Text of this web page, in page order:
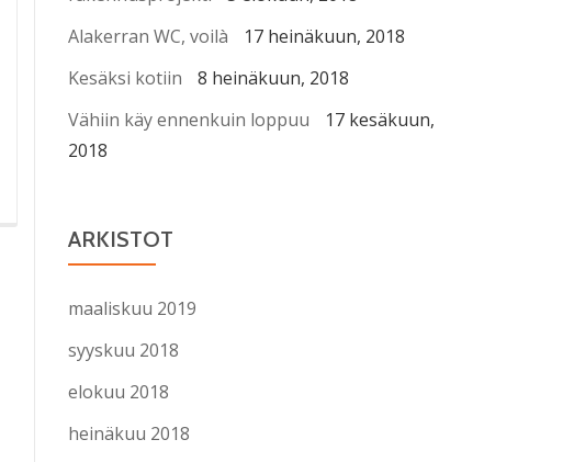
Alakerran WC, voilà
17 heinäkuun, 2018
Kesäksi kotiin
8 heinäkuun, 2018
Vähiin käy ennenkuin loppuu
17 kesäkuun,
2018
ARKISTOT
maaliskuu 2019
syyskuu 2018
elokuu 2018
heinäkuu 2018